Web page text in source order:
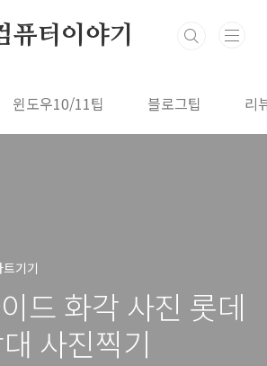
퓨터이야기
윈도우10/11팁 블로그팁 리
기기
드 화각 사진 롯데
사진찍기